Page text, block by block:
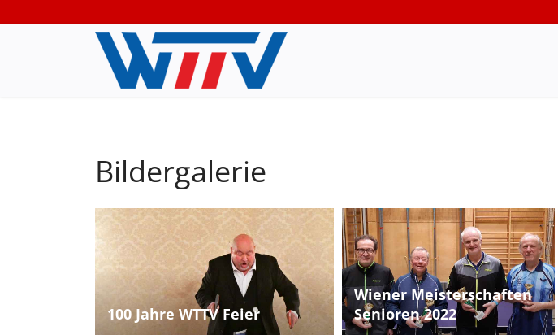
Bildergalerie
100 Jahre WTTV Feier
Wiener Meisterschaften
Senioren 2022